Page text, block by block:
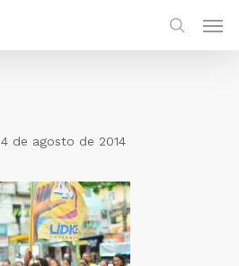
4 de agosto de 2014